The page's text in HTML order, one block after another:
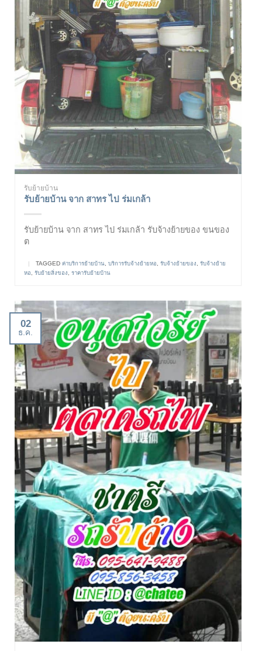
รับย้ายบ้าน
รับย้ายบ้าน จาก สาทร ไป ร่มเกล้า
รับย้ายบ้าน จาก สาทร ไป ร่มเกล้า รับจ้างย้ายของ ขนของ
ต
| TAGGED ค่าบริการย้ายบ้าน บริการรับจ้างย้ายหอ รับจ้างย้ายของ
รับจ้างย้าย
หอ
รับย้ายสิ่งของ ราคารับย้ายบ้าน
02
ธ.ค.